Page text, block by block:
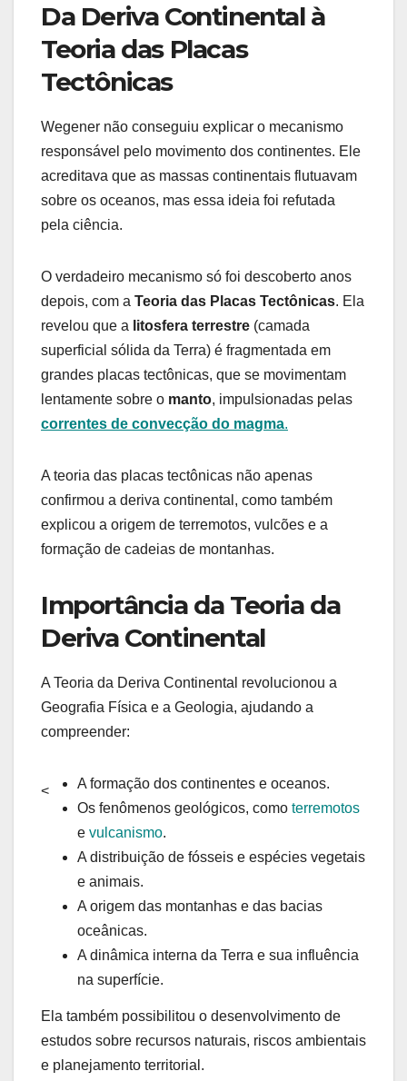
Da Deriva Continental à
Teoria das Placas
Tectônicas
Wegener não conseguiu explicar o mecanismo
responsável pelo movimento dos continentes. Ele
acreditava que as massas continentais flutuavam
sobre os oceanos, mas essa ideia foi refutada
pela ciência.
O verdadeiro mecanismo só foi descoberto anos
depois, com a Teoria das Placas Tectônicas. Ela
revelou que a litosfera terrestre (camada
superficial sólida da Terra) é fragmentada em
grandes placas tectônicas, que se movimentam
lentamente sobre o manto, impulsionadas pelas
correntes de convecção do magma.
A teoria das placas tectônicas não apenas
confirmou a deriva continental, como também
explicou a origem de terremotos, vulcões e a
formação de cadeias de montanhas.
Importância da Teoria da
Deriva Continental
A Teoria da Deriva Continental revolucionou a
Geografia Física e a Geologia, ajudando a
compreender:
<
A formação dos continentes e oceanos.
Os fenômenos geológicos, como terremotos
e vulcanismo.
A distribuição de fósseis e espécies vegetais
e animais.
A origem das montanhas e das bacias
oceânicas.
A dinâmica interna da Terra e sua influência
na superfície.
Ela também possibilitou o desenvolvimento de
estudos sobre recursos naturais, riscos ambientais
e planejamento territorial.